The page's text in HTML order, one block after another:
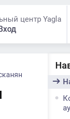
центр Yagla